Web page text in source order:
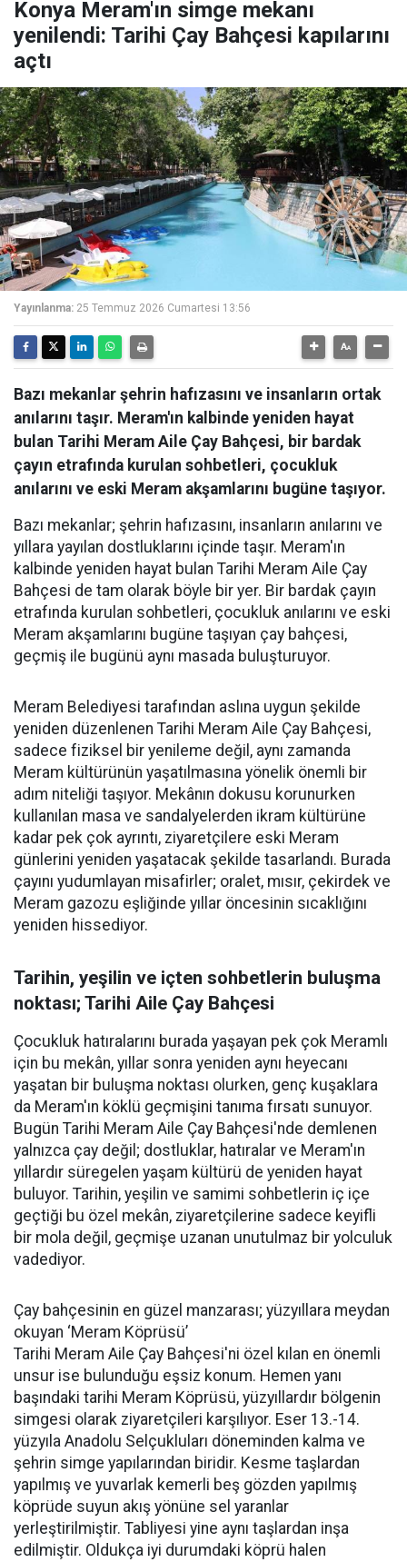
Konya Meram'ın simge mekanı
yenilendi: Tarihi Çay Bahçesi kapılarını
açtı
Yayınlanma: 25 Temmuz 2026 Cumartesi 13:56
Bazı mekanlar şehrin hafızasını ve insanların ortak
anılarını taşır. Meram'ın kalbinde yeniden hayat
bulan Tarihi Meram Aile Çay Bahçesi, bir bardak
çayın etrafında kurulan sohbetleri, çocukluk
anılarını ve eski Meram akşamlarını bugüne taşıyor.
Bazı mekanlar; şehrin hafızasını, insanların anılarını ve
yıllara yayılan dostluklarını içinde taşır. Meram'ın
kalbinde yeniden hayat bulan Tarihi Meram Aile Çay
Bahçesi de tam olarak böyle bir yer. Bir bardak çayın
etrafında kurulan sohbetleri, çocukluk anılarını ve eski
Meram akşamlarını bugüne taşıyan çay bahçesi,
geçmiş ile bugünü aynı masada buluşturuyor.
Meram Belediyesi tarafından aslına uygun şekilde
yeniden düzenlenen Tarihi Meram Aile Çay Bahçesi,
sadece fiziksel bir yenileme değil, aynı zamanda
Meram kültürünün yaşatılmasına yönelik önemli bir
adım niteliği taşıyor. Mekânın dokusu korunurken
kullanılan masa ve sandalyelerden ikram kültürüne
kadar pek çok ayrıntı, ziyaretçilere eski Meram
günlerini yeniden yaşatacak şekilde tasarlandı. Burada
çayını yudumlayan misafirler; oralet, mısır, çekirdek ve
Meram gazozu eşliğinde yıllar öncesinin sıcaklığını
yeniden hissediyor.
Tarihin, yeşilin ve içten sohbetlerin buluşma
noktası; Tarihi Aile Çay Bahçesi
Çocukluk hatıralarını burada yaşayan pek çok Meramlı
için bu mekân, yıllar sonra yeniden aynı heyecanı
yaşatan bir buluşma noktası olurken, genç kuşaklara
da Meram'ın köklü geçmişini tanıma fırsatı sunuyor.
Bugün Tarihi Meram Aile Çay Bahçesi'nde demlenen
yalnızca çay değil; dostluklar, hatıralar ve Meram'ın
yıllardır süregelen yaşam kültürü de yeniden hayat
buluyor. Tarihin, yeşilin ve samimi sohbetlerin iç içe
geçtiği bu özel mekân, ziyaretçilerine sadece keyifli
bir mola değil, geçmişe uzanan unutulmaz bir yolculuk
vadediyor.
Çay bahçesinin en güzel manzarası; yüzyıllara meydan
okuyan ‘Meram Köprüsü’
Tarihi Meram Aile Çay Bahçesi'ni özel kılan en önemli
unsur ise bulunduğu eşsiz konum. Hemen yanı
başındaki tarihi Meram Köprüsü, yüzyıllardır bölgenin
simgesi olarak ziyaretçileri karşılıyor. Eser 13.-14.
yüzyıla Anadolu Selçukluları döneminden kalma ve
şehrin simge yapılarından biridir. Kesme taşlardan
yapılmış ve yuvarlak kemerli beş gözden yapılmış
köprüde suyun akış yönüne sel yaranlar
yerleştirilmiştir. Tabliyesi yine aynı taşlardan inşa
edilmiştir. Oldukça iyi durumdaki köprü halen